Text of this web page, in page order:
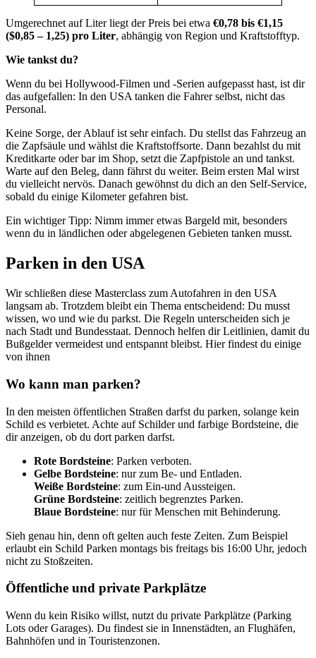
Umgerechnet auf Liter liegt der Preis bei etwa €0,78 bis €1,15
($0,85 – 1,25) pro Liter, abhängig von Region und Kraftstofftyp.
Wie tankst du?
Wenn du bei Hollywood-Filmen und -Serien aufgepasst hast, ist dir
das aufgefallen: In den USA tanken die Fahrer selbst, nicht das
Personal.
Keine Sorge, der Ablauf ist sehr einfach. Du stellst das Fahrzeug an
die Zapfsäule und wählst die Kraftstoffsorte. Dann bezahlst du mit
Kreditkarte oder bar im Shop, setzt die Zapfpistole an und tankst.
Warte auf den Beleg, dann fährst du weiter. Beim ersten Mal wirst
du vielleicht nervös. Danach gewöhnst du dich an den Self-Service,
sobald du einige Kilometer gefahren bist.
Ein wichtiger Tipp: Nimm immer etwas Bargeld mit, besonders
wenn du in ländlichen oder abgelegenen Gebieten tanken musst.
Parken in den USA
Wir schließen diese Masterclass zum Autofahren in den USA
langsam ab. Trotzdem bleibt ein Thema entscheidend: Du musst
wissen, wo und wie du parkst. Die Regeln unterscheiden sich je
nach Stadt und Bundesstaat. Dennoch helfen dir Leitlinien, damit du
Bußgelder vermeidest und entspannt bleibst. Hier findest du einige
von ihnen
Wo kann man parken?
In den meisten öffentlichen Straßen darfst du parken, solange kein
Schild es verbietet. Achte auf Schilder und farbige Bordsteine, die
dir anzeigen, ob du dort parken darfst.
Rote Bordsteine: Parken verboten.
Gelbe Bordsteine: nur zum Be- und Entladen.
Weiße Bordsteine: zum Ein-und Aussteigen.
Grüne Bordsteine: zeitlich begrenztes Parken.
Blaue Bordsteine: nur für Menschen mit Behinderung.
Sieh genau hin, denn oft gelten auch feste Zeiten. Zum Beispiel
erlaubt ein Schild Parken montags bis freitags bis 16:00 Uhr, jedoch
nicht zu Stoßzeiten.
Öffentliche und private Parkplätze
Wenn du kein Risiko willst, nutzt du private Parkplätze (Parking
Lots oder Garages). Du findest sie in Innenstädten, an Flughäfen,
Bahnhöfen und in Touristenzonen.